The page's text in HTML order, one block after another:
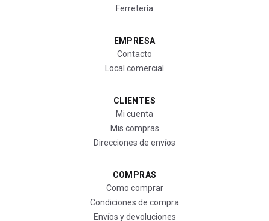
Ferretería
EMPRESA
Contacto
Local comercial
CLIENTES
Mi cuenta
Mis compras
Direcciones de envíos
COMPRAS
Como comprar
Condiciones de compra
Envíos y devoluciones